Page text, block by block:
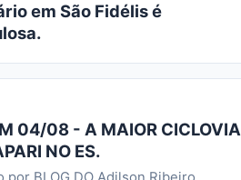
em São Fidélis é
04/08 - A MAIOR CICLOVIA
NO ES.